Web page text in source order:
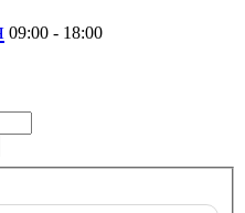
09:00 - 18:00